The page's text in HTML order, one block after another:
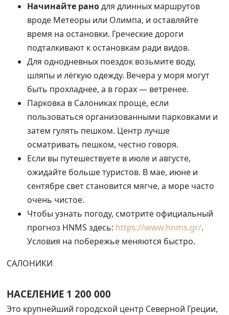
Начинайте ранодля длинных маршрутов
вроде Метеоры или Олимпа, и оставляйте
время на остановки. Греческие дороги
подталкивают к остановкам ради видов.
Для однодневных поездок возьмите воду,
шляпы и лёгкую одежду. Вечера у моря могут
быть прохладнее, а в горах — ветренее.
Парковка в Салониках проще, если
пользоваться организованными парковками и
затем гулять пешком. Центр лучше
осматривать пешком, честно говоря.
Если вы путешествуете в июле и августе,
ожидайте больше туристов. В мае, июне и
сентябре свет становится мягче, а море часто
очень чистое.
Чтобы узнать погоду, смотрите официальный
прогноз HNMS здесь: https://www.hnms.gr/.
Условия на побережье меняются быстро.
САЛОНИКИ
НАСЕЛЕНИЕ 1 200 000
Это крупнейший городской центр Северной Греции,